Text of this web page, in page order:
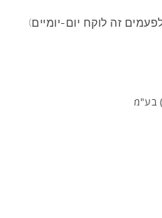
זה לוקח יום-יומיים)
בע"מ